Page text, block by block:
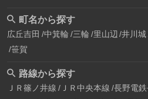
町名から探す
広丘吉田 中箕輪 三輪 里山辺 井川城
笹賀
路線から探す
ＪＲ篠ノ井線 ＪＲ中央本線 長野電